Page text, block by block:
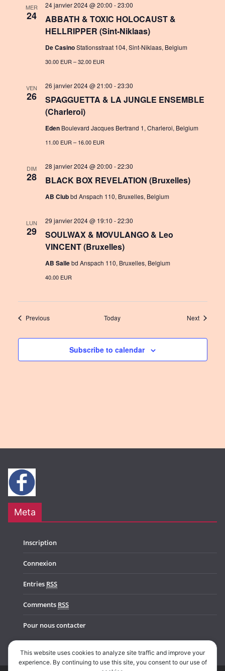
MER
24
ABBATH & TOXIC HOLOCAUST &
HELLRIPPER (Sint-Niklaas)
24 janvier 2024 @ 20:00 -23:00
De CasinoStationsstraat 104, Sint-Niklaas, Belgium
30.00 EUR – 32.00 EUR
VEN
26
SPAGGUETTA & LA JUNGLE ENSEMBLE
(Charleroi)
26 janvier 2024 @ 21:00 -23:30
Eden Boulevard Jacques Bertrand 1, Charleroi, Belgium
11.00 EUR – 16.00 EUR
DIM
28 BLACK BOX REVELATION (Bruxelles)
28 janvier 2024 @ 20:00 -22:30
AB Clubbd Anspach 110, Bruxelles, Belgium
LUN
29
SOULWAX & MOVULANGO & Leo
VINCENT (Bruxelles)
29 janvier 2024 @ 19:10 -22:30
AB Sallebd Anspach 110, Bruxelles, Belgium
40.00 EUR
PreviousEvents Today NextEvents
Subscribe to calendar
Meta
Inscription
Connexion
Entries RSS
Comments RSS
Pour nous contacter
This website uses cookies to analyze site traffic and improve your
experience. By continuing to use this site, you consent to our use of